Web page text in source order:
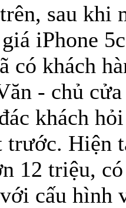
sau khi
iPhone
có khách
- chủ
khách
Hiện
12 triệu,
cấu hình